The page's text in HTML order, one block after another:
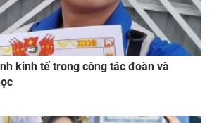
kinh tế trong công tác đoàn và